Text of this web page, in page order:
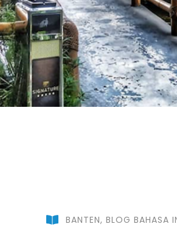
BANTEN, BLOG BAHASA